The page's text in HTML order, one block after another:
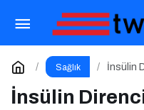
Sağlık İnsülin
İnsülin
Postprandiyal
Yorum Yap